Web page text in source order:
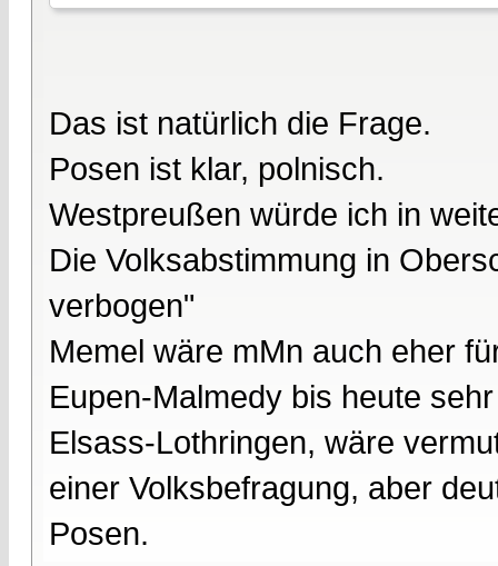
Das ist natürlich die Frage.
Posen ist klar, polnisch.
Westpreußen würde ich in
Die Volksabstimmung in
verbogen"
Memel wäre mMn auch eher
Eupen-Malmedy bis heute
Elsass-Lothringen, wäre
einer Volksbefragung, aber
Posen.